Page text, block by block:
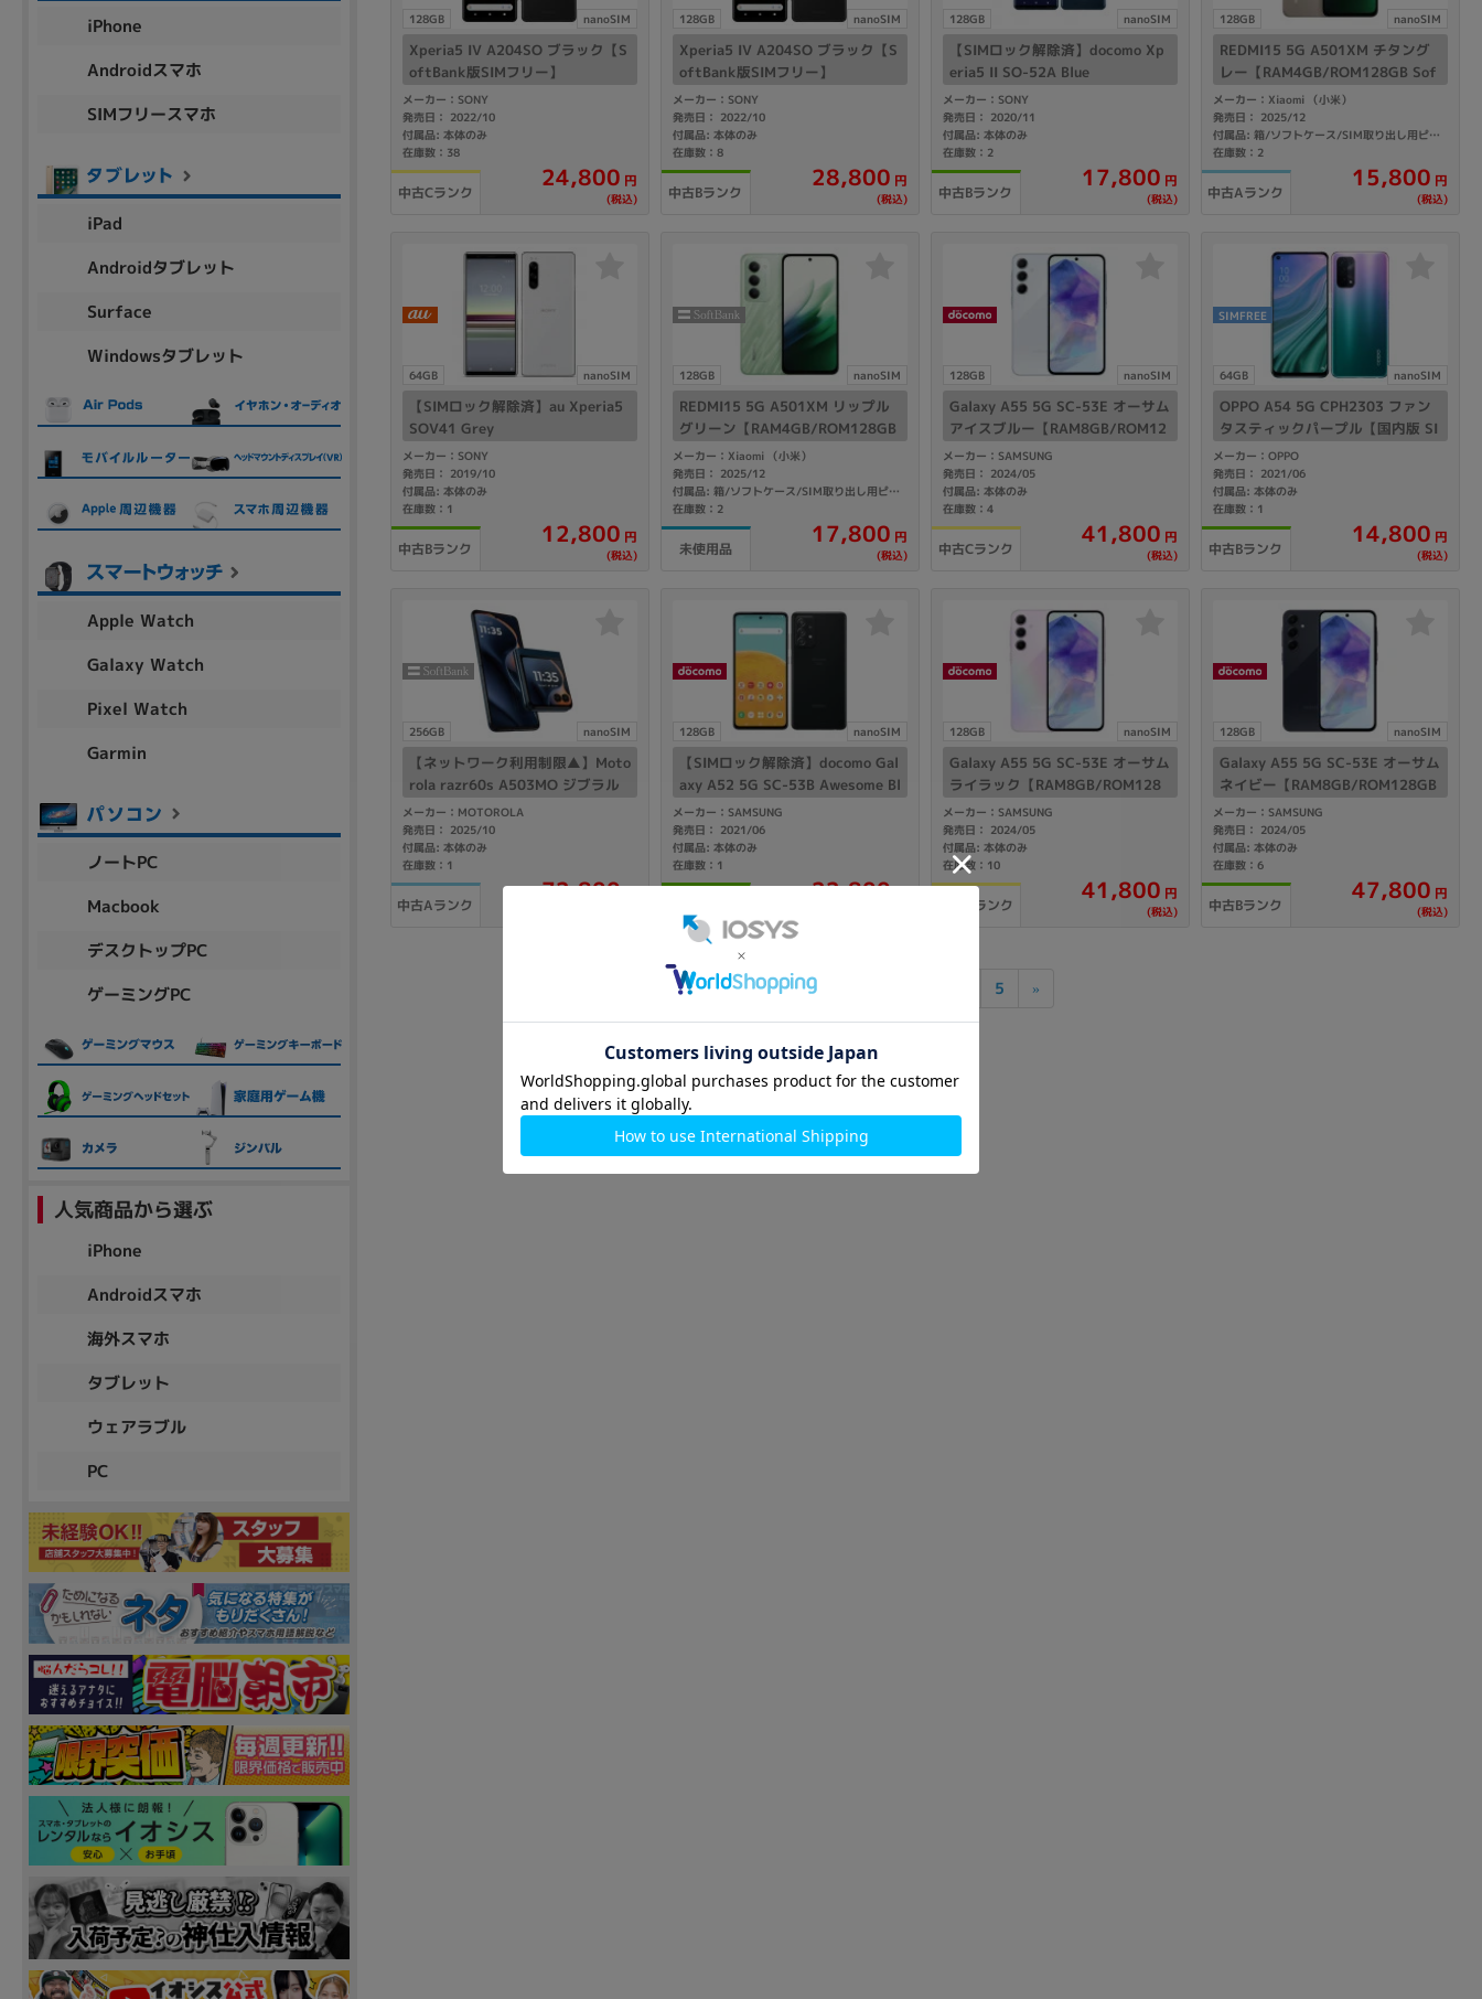
iPhone
Androidスマホ
SIMフリースマホ
iPad
Androidタブレット
Surface
Windowsタブレット
Apple Watch
Galaxy Watch
Pixel Watch
Garmin
ノートPC
Macbook
デスクトップPC
ゲーミングPC
人気商品から選ぶ
iPhone
Androidスマホ
海外スマホ
タブレット
ウェアラブル
PC
128GB nanoSIM
Xperia5 IV A204SO ブラック【S
oftBank版SIMフリー】
メーカー：SONY
発売日： 2022/10
付属品: 本体のみ
在庫数：38
中古Cランク
24,800 円
(税込)
128GB nanoSIM
Xperia5 IV A204SO ブラック【S
oftBank版SIMフリー】
メーカー：SONY
発売日： 2022/10
付属品: 本体のみ
在庫数：8
中古Bランク
28,800 円
(税込)
128GB nanoSIM
【SIMロック解除済】docomo Xp
eria5 II SO-52A Blue
メーカー：SONY
発売日： 2020/11
付属品: 本体のみ
在庫数：2
中古Bランク
17,800 円
(税込)
128GB nanoSIM
REDMI15 5G A501XM チタング
レー【RAM4GB/ROM128GB Sof
tBank版SIMフリー】
メーカー：Xiaomi （小米）
発売日： 2025/12
付属品: 箱/ソフトケース/SIM取り出し用ピン/クイックスタートガイド
在庫数：2
中古Aランク
15,800 円
(税込)
64GB nanoSIM
【SIMロック解除済】au Xperia5
SOV41 Grey
メーカー：SONY
発売日： 2019/10
付属品: 本体のみ
在庫数：1
中古Bランク
12,800 円
(税込)
128GB nanoSIM
REDMI15 5G A501XM リップル
グリーン【RAM4GB/ROM128GB
SoftBank版SIMフリー】
メーカー：Xiaomi （小米）
発売日： 2025/12
付属品: 箱/ソフトケース/SIM取り出し用ピン/クイックスタートガイド
在庫数：2
未使用品
17,800 円
(税込)
128GB nanoSIM
Galaxy A55 5G SC-53E オーサム
アイスブルー【RAM8GB/ROM12
8GB docomo版SIMフリー】
メーカー：SAMSUNG
発売日： 2024/05
付属品: 本体のみ
在庫数：4
中古Cランク
41,800 円
(税込)
64GB nanoSIM
SIMFREE
OPPO A54 5G CPH2303 ファン
タスティックパープル【国内版 SI
Mフリー】
メーカー：OPPO
発売日： 2021/06
付属品: 本体のみ
在庫数：1
中古Bランク
14,800 円
(税込)
256GB nanoSIM
【ネットワーク利用制限▲】Moto
rola razr60s A503MO ジブラル
タルシーネイビー【RAM8GB/RO
M256GB SoftBank版SIMフリ
ー】
メーカー：MOTOROLA
発売日： 2025/10
付属品: 本体のみ
在庫数：1
中古Aランク
72,800
128GB nanoSIM
【SIMロック解除済】docomo Gal
axy A52 5G SC-53B Awesome Bl
ack
メーカー：SAMSUNG
発売日： 2021/06
付属品: 本体のみ
在庫数：1
22,800
128GB nanoSIM
Galaxy A55 5G SC-53E オーサム
ライラック【RAM8GB/ROM128
GB docomo版SIMフリー】
メーカー：SAMSUNG
発売日： 2024/05
付属品: 本体のみ
在庫数：10
中古Cランク
41,800 円
(税込)
128GB nanoSIM
Galaxy A55 5G SC-53E オーサム
ネイビー【RAM8GB/ROM128GB
docomo版SIMフリー】
メーカー：SAMSUNG
発売日： 2024/05
付属品: 本体のみ
在庫数：6
中古Bランク
47,800 円
(税込)
« 5 »
各項目のチェックボックスは「or検索」となります。
ただし機能別のみ「and検索」となります。